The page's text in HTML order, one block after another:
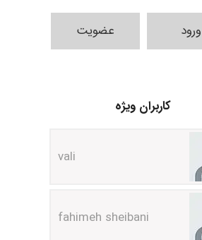
ورود عضویت
کاربران ویژه